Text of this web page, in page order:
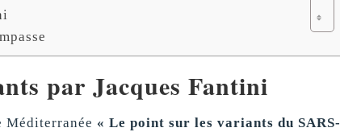
par Jacques Fantini
Méditerranée « Le point sur les variants du SARS-